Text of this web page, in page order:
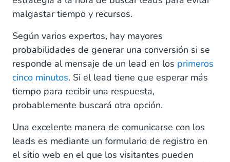
malgastar tiempo y recursos.
Según varios expertos, hay mayores
probabilidades de generar una conversión si se
responde al mensaje de un lead en los primeros
cinco minutos. Si el lead tiene que esperar más
tiempo para recibir una respuesta,
probablemente buscará otra opción.
Una excelente manera de comunicarse con los
leads es mediante un formulario de registro en
el sitio web en el que los visitantes pueden